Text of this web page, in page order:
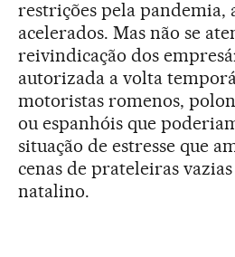
restrições pela pandemia,
acelerados. Mas não se
reivindicação dos
autorizada a volta
motoristas romenos,
ou espanhóis que
situação de estresse que
cenas de prateleiras
natalino.